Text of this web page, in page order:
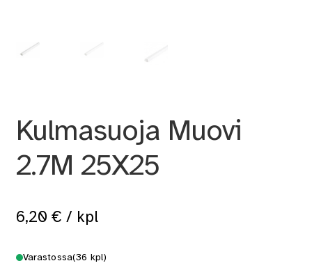
Kulmasuoja Muovi
2.7M 25X25
6,20 € / kpl
Varastossa(36 kpl)